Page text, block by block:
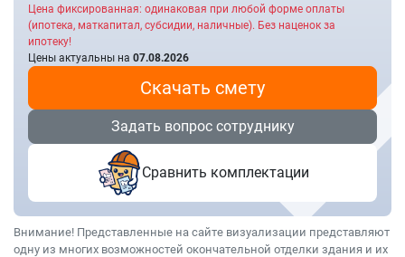
Цена фиксированная: одинаковая при любой форме оплаты
(ипотека, маткапитал, субсидии, наличные). Без наценок за
ипотеку!
Цены актуальны на 07.08.2026
Скачать смету
Задать вопрос сотруднику
Сравнить комплектации
Внимание! Представленные на сайте визуализации представляют
одну из многих возможностей окончательной отделки здания и их